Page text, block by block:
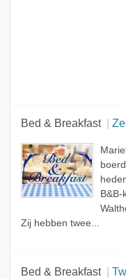
Bed & Breakfast
Zij hebben twee...
Bed & Breakfast